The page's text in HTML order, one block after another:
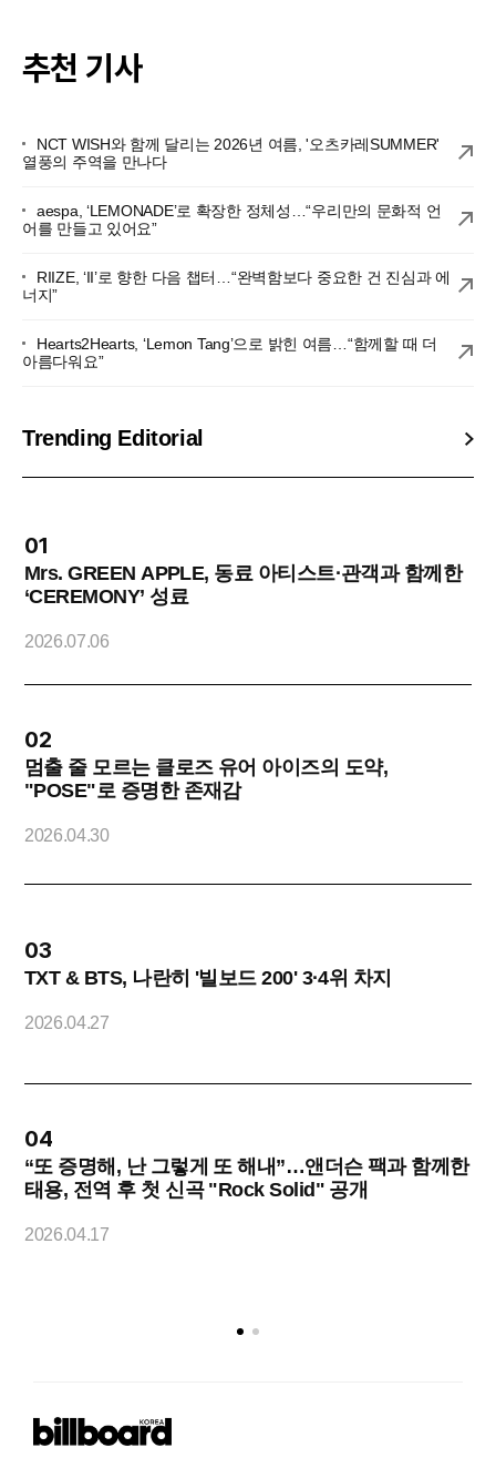
추천 기사
NCT WISH와 함께 달리는 2026년 여름, '오츠카레SUMMER'
열풍의 주역을 만나다
aespa, ‘LEMONADE’로 확장한 정체성…“우리만의 문화적 언
어를 만들고 있어요”
RIIZE, ‘II’로 향한 다음 챕터…“완벽함보다 중요한 건 진심과 에
너지”
Hearts2Hearts, ‘Lemon Tang’으로 밝힌 여름…“함께할 때 더
아름다워요”
Trending Editorial
01
Mrs. GREEN APPLE, 동료 아티스트·관객과 함께한
‘CEREMONY’ 성료
2026.07.06
02
멈출 줄 모르는 클로즈 유어 아이즈의 도약,
"POSE"로 증명한 존재감
2026.04.30
03
TXT & BTS, 나란히 '빌보드 200' 3·4위 차지
2026.04.27
04
“또 증명해, 난 그렇게 또 해내”…앤더슨 팩과 함께한
태용, 전역 후 첫 신곡 "Rock Solid" 공개
2026.04.17